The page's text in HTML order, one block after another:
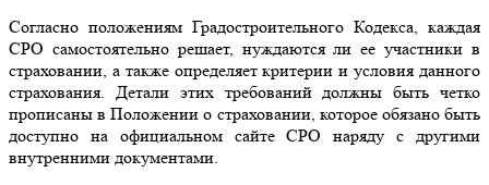
Согласно положениям Градостроительного Кодекса, каждая
СРО самостоятельно решает, нуждаются ли ее участники в
страховании, а также определяет критерии и условия данного
страхования. Детали этих требований должны быть четко
прописаны в Положении о страховании, которое обязано быть
доступно на официальном сайте СРО наряду с другими
внутренними документами.